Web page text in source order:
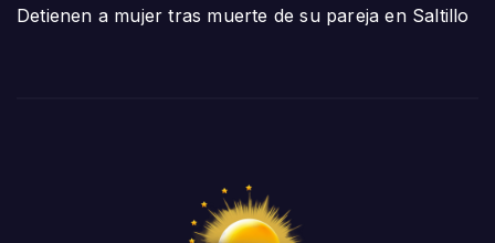
Detienen a mujer tras muerte de su pareja en Saltillo